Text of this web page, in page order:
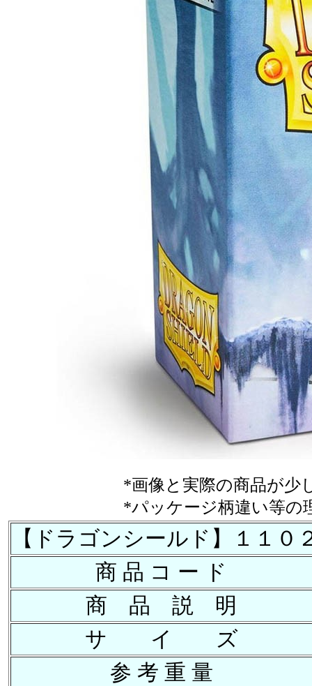
*画像と実際の商品が少
*パッケージ柄違い等の
【ドラゴンシールド】１１
商 品 コ ー ド
商 品 説 明
サ イ ズ
参 考 重 量